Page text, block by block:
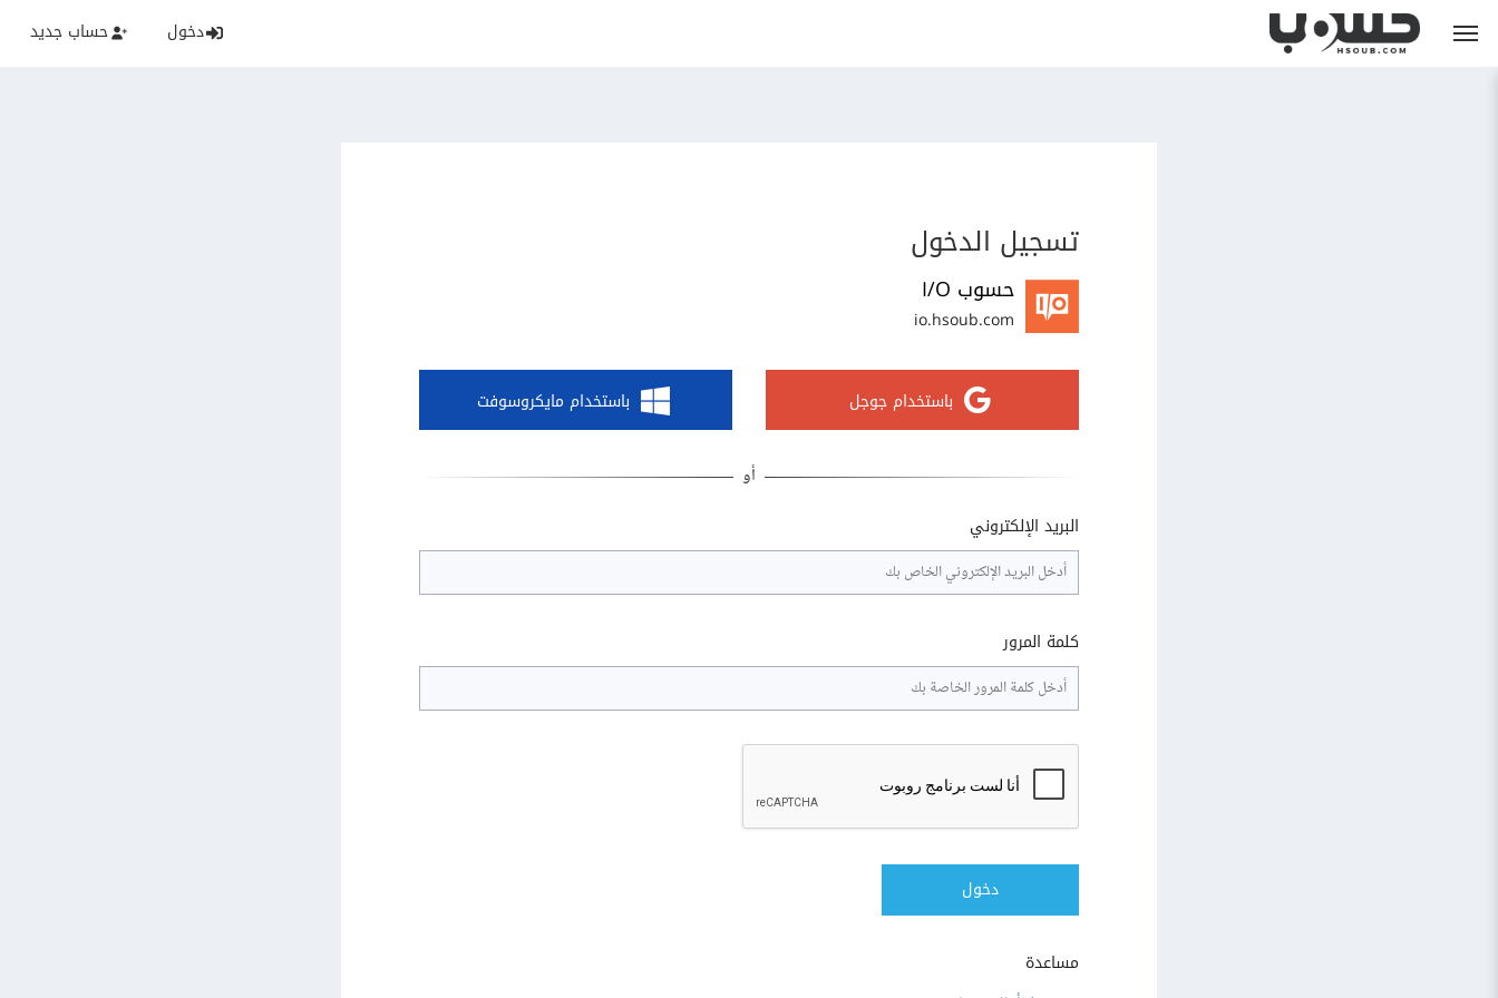
دخول حساب جديد
تسجيل الدخول
حسوب I/O
io.hsoub.com
باستخدام جوجل باستخدام مايكروسوفت
البريد الإلكتروني
كلمة المرور
دخول
مساعدة